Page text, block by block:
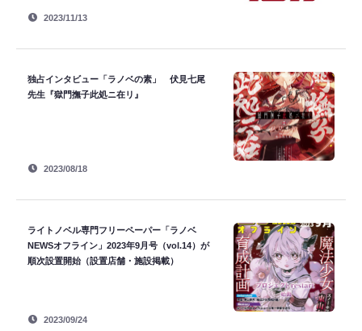
2023/11/13
独占インタビュー「ラノベの素」 伏見七尾
先生『獄門撫子此処ニ在リ』
2023/08/18
ライトノベル専門フリーペーパー「ラノベ
NEWSオフライン」2023年9月号（vol.14）が
順次設置開始（設置店舗・施設掲載）
2023/09/24